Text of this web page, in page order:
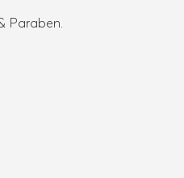
Paraben.